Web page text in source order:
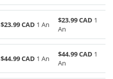
$23.99 CAD 1 An $23.99 CAD 1
An
$44.99 CAD 1 An $44.99 CAD 1
An